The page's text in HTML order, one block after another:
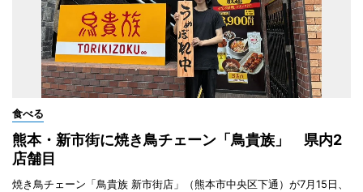
食べる
熊本・新市街に焼き鳥チェーン「鳥貴族」 県内2
店舗目
焼き鳥チェーン「鳥貴族 新市街店」（熊本市中央区下通）が7月15日、